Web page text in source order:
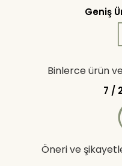
Geniş
Binlerce ürün
7 /
Öneri ve